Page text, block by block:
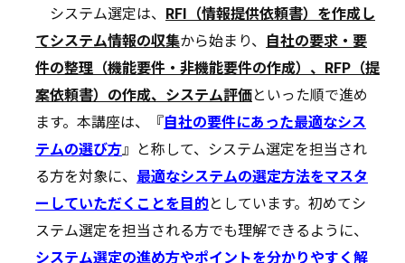
システム選定は、 RFI（情報提供依頼書）を作成し
てシステム情報の収集から始まり、 自社の要求・要
件の整理（機能要件・非機能要件の作成）、RFP（提
案依頼書）の作成、システム評価といった順で進め
ます。本講座は、『自社の要件にあった最適なシス
テムの選び方』と称して、システム選定を担当され
る方を対象に、 最適なシステムの選定方法をマスタ
ーしていただくことを目的としています。初めてシ
ステム選定を担当される方でも理解できるように、
システム選定の進め方やポイントを分かりやすく解